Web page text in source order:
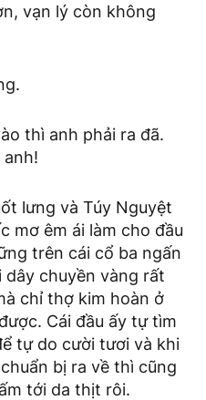
vạn lý còn không
thì anh phải ra đã.
anh!
lưng và Túy Nguyệt
mơ êm ái làm cho đầu
trên cái cổ ba ngấn
chuyền vàng rất
chỉ thợ kim hoàn ở
Cái đầu ấy tự tìm
tự do cười tươi và khi
bị ra về thì cũng
tới da thịt rôi.